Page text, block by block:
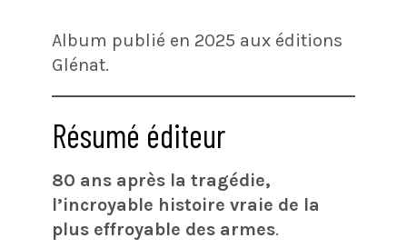
Album publié en 2025 aux éditions
Glénat.
Résumé éditeur
80 ans après la tragédie,
l’incroyable histoire vraie de la
plus effroyable des armes.